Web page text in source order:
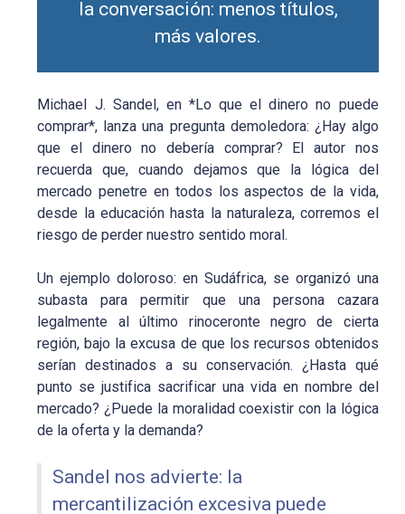
la conversación: menos títulos,
más valores.
Michael J. Sandel, en *Lo que el dinero no puede
comprar*, lanza una pregunta demoledora: ¿Hay algo
que el dinero no debería comprar? El autor nos
recuerda que, cuando dejamos que la lógica del
mercado penetre en todos los aspectos de la vida,
desde la educación hasta la naturaleza, corremos el
riesgo de perder nuestro sentido moral.
Un ejemplo doloroso: en Sudáfrica, se organizó una
subasta para permitir que una persona cazara
legalmente al último rinoceronte negro de cierta
región, bajo la excusa de que los recursos obtenidos
serían destinados a su conservación. ¿Hasta qué
punto se justifica sacrificar una vida en nombre del
mercado? ¿Puede la moralidad coexistir con la lógica
de la oferta y la demanda?
Sandel nos advierte: la
mercantilización excesiva puede